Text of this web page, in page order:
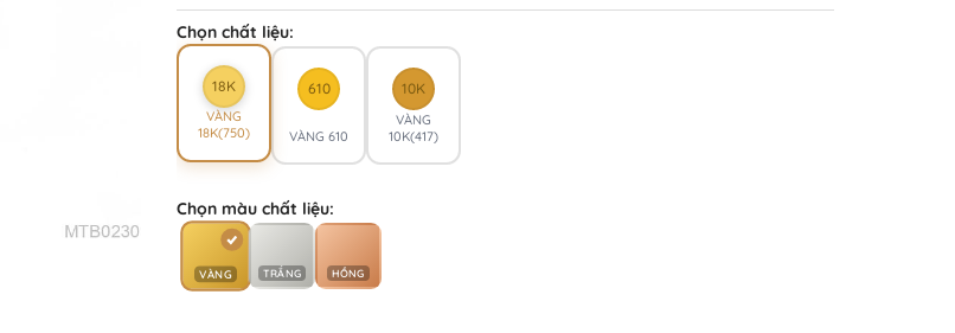
Chọn chất liệu:
18K
VÀNG
18K(750)
610
VÀNG 610
10K
VÀNG
10K(417)
Chọn màu chất liệu:
VÀNG TRẮNG HỒNG